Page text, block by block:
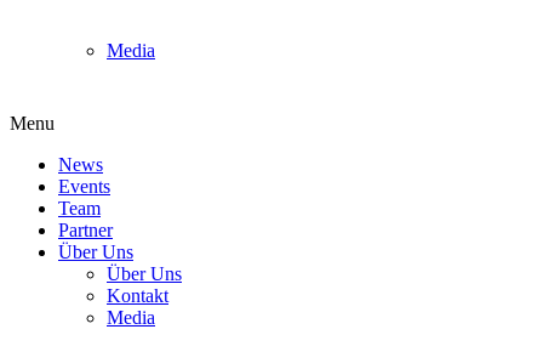
Media
Menu
News
Events
Team
Partner
Über Uns
Über Uns
Kontakt
Media